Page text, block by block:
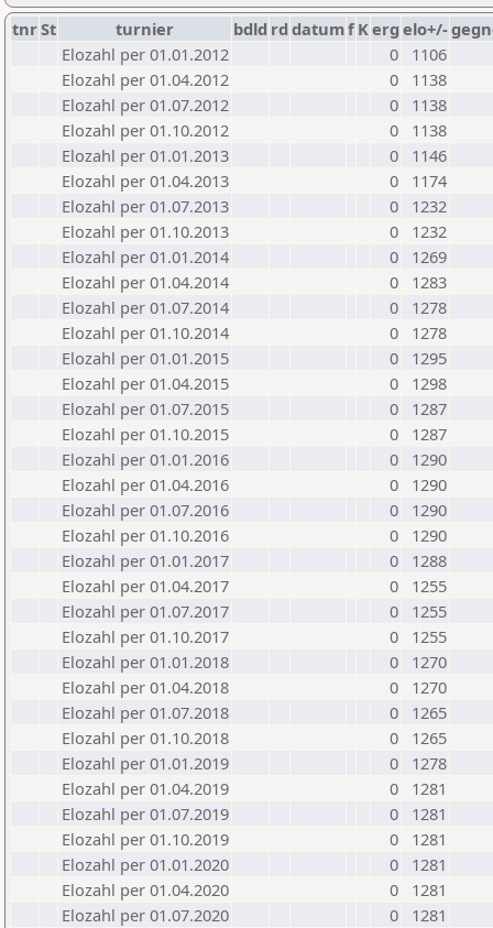
tnrSt turnier bdld rd datumf Kerg elo+/-
Elozahl per 01.01.2012
0
1106
Elozahl per 01.04.2012
0
1138
Elozahl per 01.07.2012
0
1138
Elozahl per 01.10.2012
0
1138
Elozahl per 01.01.2013
0
1146
Elozahl per 01.04.2013
0
1174
Elozahl per 01.07.2013
0
1232
Elozahl per 01.10.2013
0
1232
Elozahl per 01.01.2014
0
1269
Elozahl per 01.04.2014
0
1283
Elozahl per 01.07.2014
0
1278
Elozahl per 01.10.2014
0
1278
Elozahl per 01.01.2015
0
1295
Elozahl per 01.04.2015
0
1298
Elozahl per 01.07.2015
0
1287
Elozahl per 01.10.2015
0
1287
Elozahl per 01.01.2016
0
1290
Elozahl per 01.04.2016
0
1290
Elozahl per 01.07.2016
0
1290
Elozahl per 01.10.2016
0
1290
Elozahl per 01.01.2017
0
1288
Elozahl per 01.04.2017
0
1255
Elozahl per 01.07.2017
0
1255
Elozahl per 01.10.2017
0
1255
Elozahl per 01.01.2018
0
1270
Elozahl per 01.04.2018
0
1270
Elozahl per 01.07.2018
0
1265
Elozahl per 01.10.2018
0
1265
Elozahl per 01.01.2019
0
1278
Elozahl per 01.04.2019
0
1281
Elozahl per 01.07.2019
0
1281
Elozahl per 01.10.2019
0
1281
Elozahl per 01.01.2020
0
1281
Elozahl per 01.04.2020
0
1281
Elozahl per 01.07.2020
0
1281